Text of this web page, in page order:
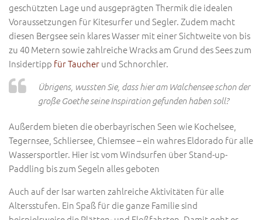
geschützten Lage und ausgeprägten Thermik die idealen
Voraussetzungen für Kitesurfer und Segler. Zudem macht
diesen Bergsee sein klares Wasser mit einer Sichtweite von bis
zu 40 Metern sowie zahlreiche Wracks am Grund des Sees zum
Insidertipp für Taucherund Schnorchler.
Übrigens, wussten Sie, dass hier am Walchensee schon der
große Goethe seine Inspiration gefunden haben soll?
Außerdem bieten die oberbayrischen Seen wie Kochelsee,
Tegernsee, Schliersee, Chiemsee – ein wahres Eldorado für alle
Wassersportler. Hier ist vom Windsurfen über Stand-up-
Paddling bis zum Segeln alles geboten
Auch auf der Isar warten zahlreiche Aktivitäten für alle
Altersstufen. Ein Spaß für die ganze Familie sind